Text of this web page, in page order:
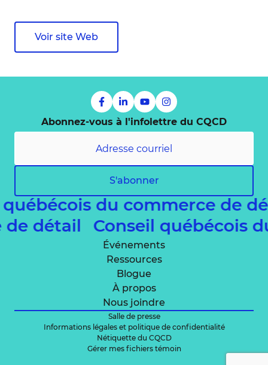
Voir site Web
Abonnez-vous à l'infolettre du CQCD
S'abonner
québécois du commerce de
de détail
Conseil québécois
Événements
Ressources
Blogue
À propos
Nous joindre
Salle de presse
Informations légales et politique de confidentialité
Nétiquette du CQCD
Gérer mes fichiers témoin